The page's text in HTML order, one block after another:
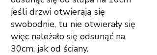
jeśli drzwi otwierają się
swobodnie, tu nie otwierały się
więc należało się odsunąć na
30cm, jak od ściany.